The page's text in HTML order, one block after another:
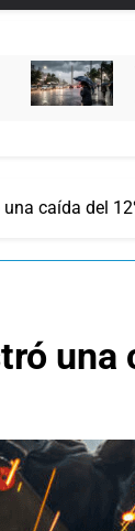
Tormentas
6 Horas Atrás
caída del
una